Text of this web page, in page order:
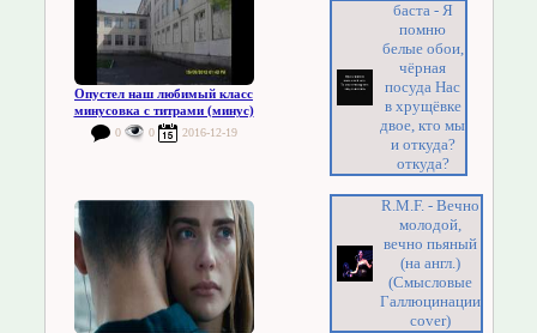
Опустел наш любимый класс
минусовка с титрами (минус)
0 0 2016-12-19
баста - Я
помню
белые обои,
чёрная
посуда Нас
в хрущёвке
двое, кто мы
и откуда?
откуда?
R.M.F. - Вечно
молодой,
вечно пьяный
(на англ.)
(Смысловые
Галлюцинации
cover)